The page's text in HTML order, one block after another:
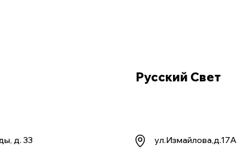
д. 33
Русский Свет
ул.Измайлова,д.17А